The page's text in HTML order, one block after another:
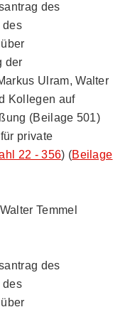
des
des
der
Ulram, Walter
Kollegen auf
(Beilage 501)
private
22 - 356) (Beilage
Temmel
des
des